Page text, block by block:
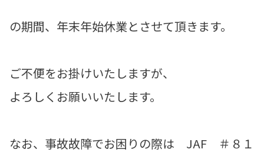
の期間、年末年始休業とさせて頂きます。
ご不便をお掛けいたしますが、
よろしくお願いいたします。
なお、事故故障でお困りの際は JAF ＃８１